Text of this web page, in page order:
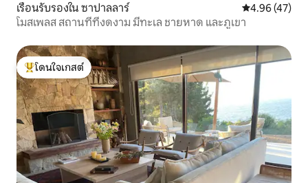
เรือนรับรองใน ซาปาลลาร์ คะแนนเฉลี่ย
4.96 (47)
โมสเพลส สถานที่ที่งดงาม มีทะเล ชายหาด และภูเขา
โดนใจเกสต์ที่สุด
โดนใจเกสต์